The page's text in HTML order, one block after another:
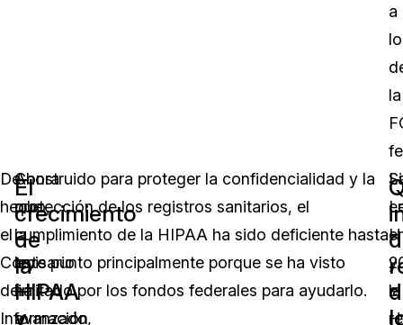
a
la
De
hecho,
el
Comisario
de
Información
El
crecimiento
de
la
HIPAA
y
Ahora
que
la
ley
ha
avanzado,
Construido para proteger la confidencialidad y la
protección de los registros sanitarios, el
cumplimiento de la HIPAA ha sido deficiente hasta
este punto principalmente porque se ha visto
limitado por los fondos federales para ayudarlo.
el
y
la